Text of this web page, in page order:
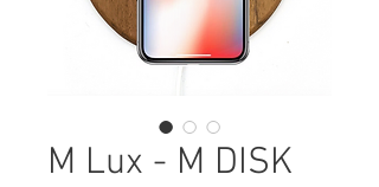
M Lux - M DISK